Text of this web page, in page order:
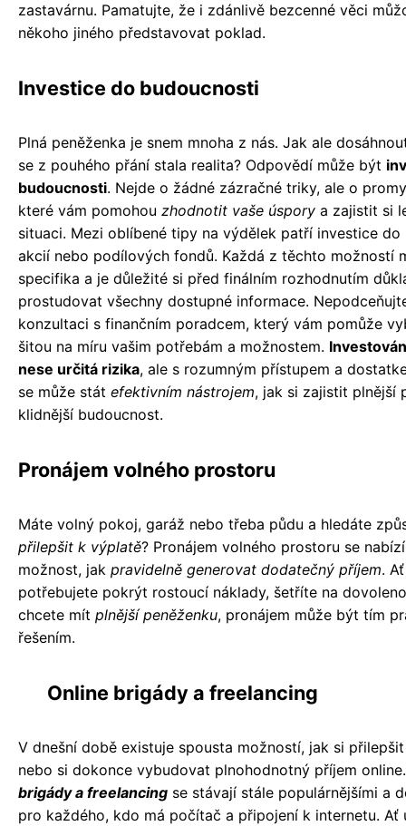
zastavárnu. Pamatujte, že i zdánlivě bezcenné věci
někoho jiného představovat poklad.
Investice do budoucnosti
Plná peněženka je snem mnoha z nás. Jak ale
se z pouhého přání stala realita? Odpovědí může být
budoucnosti. Nejde o žádné zázračné triky, ale o
které vám pomohou zhodnotit vaše úspory a zajistit si
situaci. Mezi oblíbené tipy na výdělek patří investice do
akcií nebo podílových fondů. Každá z těchto možností
specifika a je důležité si před finálním rozhodnutím
prostudovat všechny dostupné informace.
konzultaci s finančním poradcem, který vám pomůže
šitou na míru vašim potřebám a možnostem.
nese určitá rizika, ale s rozumným přístupem a
se může stát efektivním nástrojem, jak si zajistit plnější
klidnější budoucnost.
Pronájem volného prostoru
Máte volný pokoj, garáž nebo třeba půdu a hledáte
přilepšit k výplatě? Pronájem volného prostoru se
možnost, jak pravidelně generovat dodatečný příjem.
potřebujete pokrýt rostoucí náklady, šetříte na
chcete mít plnější peněženku, pronájem může být tím
řešením.
Online brigády a freelancing
V dnešní době existuje spousta možností, jak si
nebo si dokonce vybudovat plnohodnotný příjem
brigády a freelancing se stávají stále populárnějšími a
pro každého, kdo má počítač a připojení k internetu. Ať